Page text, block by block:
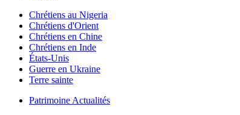
Chrétiens au Nigeria
Chrétiens d'Orient
Chrétiens en Chine
Chrétiens en Inde
États-Unis
Guerre en Ukraine
Terre sainte
Patrimoine Actualités